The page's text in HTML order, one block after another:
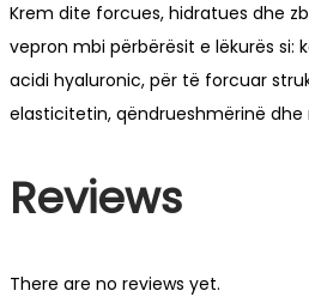
Krem dite forcues, hidratues dhe
vepron mbi përbërësit e lëkurës si:
acidi hyaluronic, për të forcuar
elasticitetin, qëndrueshmërinë dhe
Reviews
There are no reviews yet.